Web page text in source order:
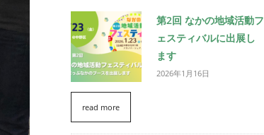
第2回 なかの地域活動フ
ェスティバルに出展し
ます
2026年1月16日
read more